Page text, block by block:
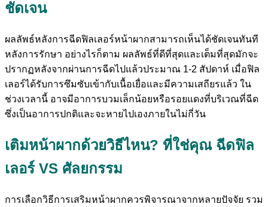
ชัดเจน
ผลลัพธ์หลังการฉีดฟิลเลอร์หน้าผากสามารถเห็นได้ชัดเจนทันที
หลังการรักษา อย่างไรก็ตาม ผลลัพธ์ที่ดีที่สุดและเต็มที่สุดมักจะ
ปรากฏหลังจากผ่านการฉีดไปแล้วประมาณ 1-2 สัปดาห์ เมื่อฟิล
เลอร์ได้รับการซึมซับเข้ากับเนื้อเยื่อและมีความเสถียรแล้ว ใน
ช่วงเวลานี้ อาจมีอาการบวมเล็กน้อยหรือรอยแดงที่บริเวณที่ฉีด
ซึ่งเป็นอาการปกติและจะหายไปเองภายในไม่กี่วัน
เติมหน้าผากด้วยวิธีไหน? ที่ใช่คุณ ฉีดฟิล
เลอร์ VS ศัลยกรรม
การเลือกวิธีการเสริมหน้าผากควรพิจารณาจากหลายปัจจัย รวม